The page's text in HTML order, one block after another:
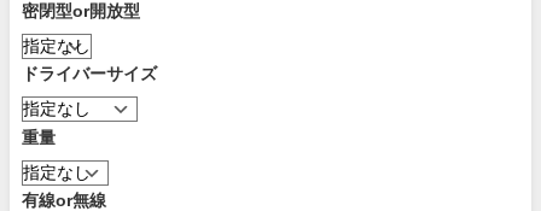
密閉型or開放型
ドライバーサイズ
重量
有線or無線